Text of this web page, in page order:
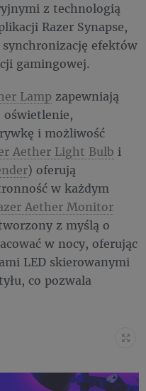
z technologią
Razer Synapse,
efektów
gamingowej.
Lamp zapewniają
i możliwość
Aether Light Bulb i
) oferują
w każdym
Aether Monitor
z myślą o
w nocy, oferując
LED skierowanymi
co pozwala